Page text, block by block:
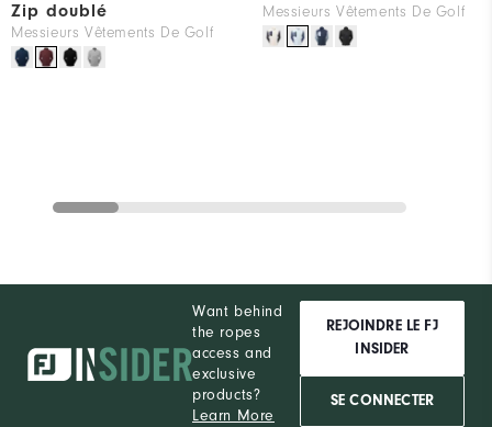
Zip doublé
Messieurs Vêtements De Golf
Messieurs Vêtements De Golf
Want behind
the ropes
access and
exclusive
products?
Learn More
REJOINDRE LE FJ
INSIDER
SE CONNECTER